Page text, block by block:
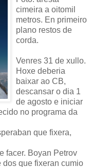
cimeira a oitomil
metros. En primeiro
plano restos de
corda.
Venres 31 de xullo.
Hoxe deberia
baixar ao CB,
descansar o dia 1
de agosto e iniciar
no programa da
que fixera,
facer. Boyan Petrov
dos que fixeran cumio